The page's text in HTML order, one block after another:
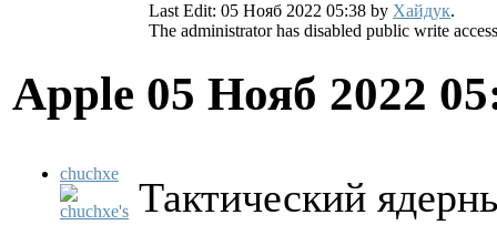
Last Edit: 05 Нояб 2022 05:38 by Хайдук.
The administrator has disabled public write
Apple 05 Нояб 2022
chuchxe
Тактический